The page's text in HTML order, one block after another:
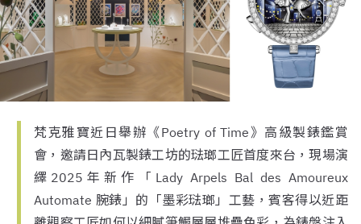
梵克雅寶近日舉辦《Poetry of Time》高級製錶鑑賞
會，邀請日內瓦製錶工坊的琺瑯工匠首度來台，現場演
繹2025年新作「Lady Arpels Bal des Amoureux
Automate 腕錶」的「墨彩琺瑯」工藝，賓客得以近距